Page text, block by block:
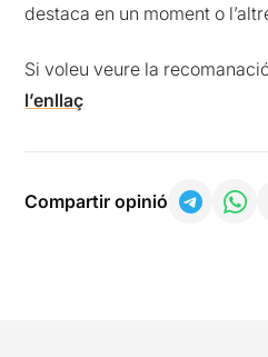
destaca en un moment o
Si voleu veure la
l’enllaç
Compartir opinió